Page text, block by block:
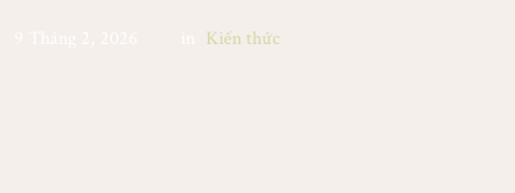
Kiến thức